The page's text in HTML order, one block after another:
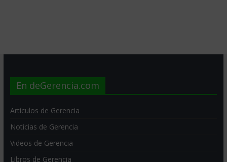
En deGerencia.com
Artículos de Gerencia
Noticias de Gerencia
Videos de Gerencia
Libros de Gerencia